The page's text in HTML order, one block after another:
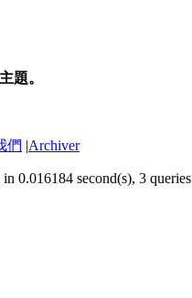
題。
們 |Archiver
in 0.016184 second(s), 3 queries